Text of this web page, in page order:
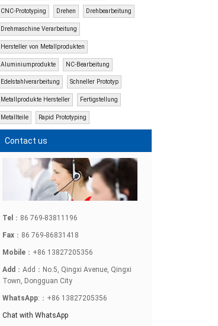
CNC-Prototyping Drehen Drehbearbeitung
Drehmaschine Verarbeitung
Hersteller von Metallprodukten
Aluminiumprodukte NC-Bearbeitung
Edelstahlverarbeitung Schneller Prototyp
Metallprodukte Hersteller Fertigstellung
Metallteile Rapid Prototyping
Contact us
Tel ：86 769-83811196
Fax ：86 769-86831418
Mobile ：+86 13827205356
Add ：Add：No.5, Qingxi Avenue, Qingxi
Town, Dongguan City
WhatsApp:：+86 13827205356
Chat with WhatsApp